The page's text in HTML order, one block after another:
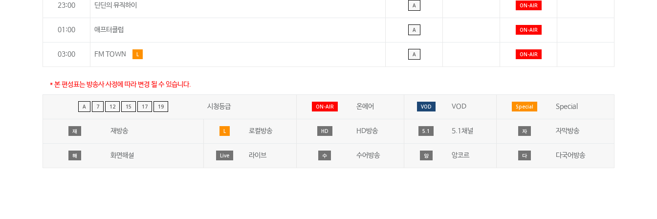
23:00 딘딘의 뮤직하이 A ON-AIR
01:00 애프터클럽 A ON-AIR
03:00 FM TOWN L A ON-AIR
* 본 편성표는 방송사 사정에 따라 변경 될 수 있습니다.
A 7 12 15 17 19 시청등급 ON-AIR 온에어 VOD VOD Special Special
재 재방송 L 로컬방송 HD HD방송 5.1 5.1채널 자 자막방송
해 화면해설 Live 라이브 수 수어방송 앙 앙코르 다 다국어방송